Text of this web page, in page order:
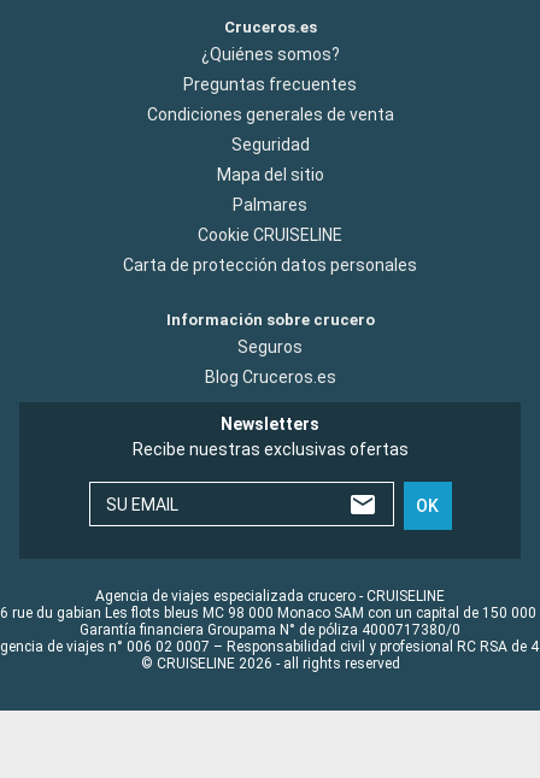
Cruceros.es
¿Quiénes somos?
Preguntas frecuentes
Condiciones generales de venta
Seguridad
Mapa del sitio
Palmares
Cookie CRUISELINE
Carta de protección datos personales
Información sobre crucero
Seguros
Blog Cruceros.es
Newsletters
Recibe nuestras exclusivas ofertas
SU EMAIL OK
Agencia de viajes especializada crucero - CRUISELINE
rue du gabian Les flots bleus MC 98 000 Monaco SAM con un capital de 150 000
Garantía financiera Groupama N° de póliza 4000717380/0
de viajes n° 006 02 0007 – Responsabilidad civil y profesional RC RSA de
© CRUISELINE 2026 - all rights reserved